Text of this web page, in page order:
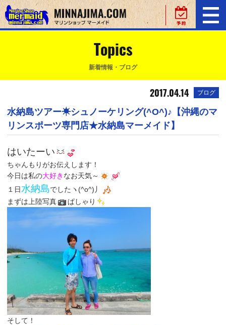
Topics
新着情報・ブログ
2017.04.14 ブログ
水納島ツアー☀シュノーケリング(^O^)♪【沖縄のマ
リンスポーツ専門店★水納島マーメイド】
はいたーい
ちゃんもりがお伝えします！
今日は私の大好き なお天気～
１日水納島でしたヽ(^o^)丿
まずは上陸写真
ぱしゃり
そして！